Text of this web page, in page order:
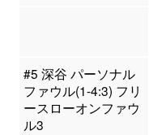
#5 深谷 パーソナル
ファウル(1-4:3) フリ
ースローオンファウ
ル3